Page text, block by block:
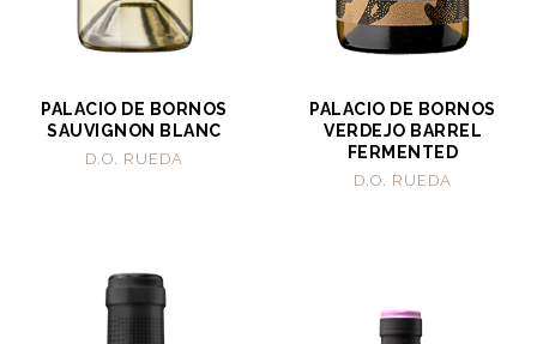
PALACIO DE BORNOS
SAUVIGNON BLANC
D.O. RUEDA
PALACIO DE BORNOS
VERDEJO BARREL
FERMENTED
D.O. RUEDA